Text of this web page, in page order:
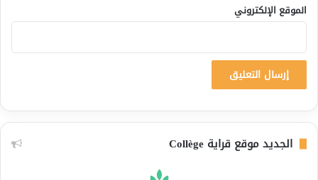
الموقع الإلكتروني
الجديد موقع قراية Collège